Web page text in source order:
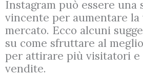
Instagram può essere una
vincente per aumentare
mercato. Ecco alcuni
su come sfruttare al
per attirare più visitatori e
vendite.